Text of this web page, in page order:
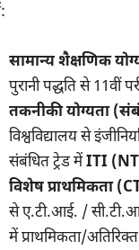
सामान्य शैक्षणिक
पुरानी पद्धति से 11वीं
तकनीकी योग्यता
विश्वविद्यालय से
संबंधित ट्रेड मेंITI
विशेष प्राथमिकता
से ए.टी.आई. /
में प्राथमिकता/